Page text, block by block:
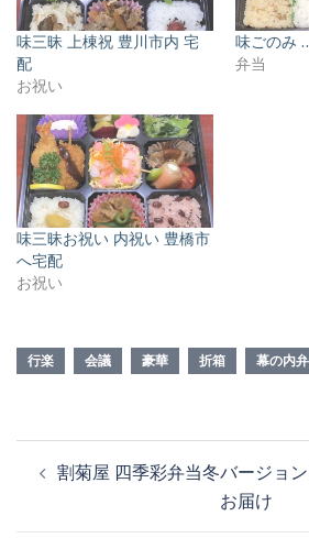
味三昧 上棟祝 豊川市内 宅
配
お祝い
味ごのみ
弁当
味三昧お祝い 内祝い 豊橋市
へ宅配
お祝い
行楽 会議 豪華 折箱 幕の内
投
稿
割菊屋 四季彩弁当冬バージョ
お届け